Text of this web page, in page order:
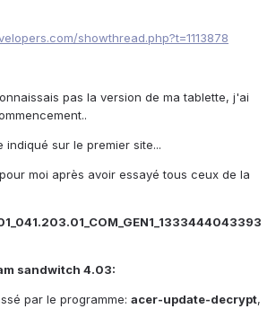
showthread.php?t=1113878
pas la version de ma tablette, j'ai
indiqué sur le premier site...
moi après avoir essayé tous ceux de la
sandwitch 4.03:
par le programme: acer-update-decrypt,